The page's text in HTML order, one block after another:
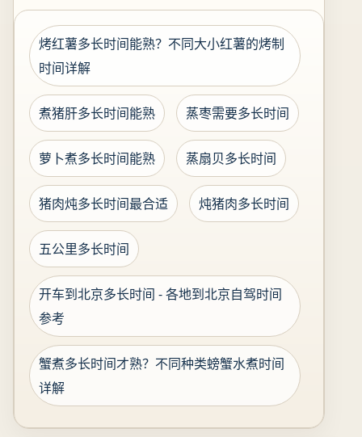
烤红薯多长时间能熟？不同大小红薯的烤制
时间详解
煮猪肝多长时间能熟 蒸枣需要多长时间
萝卜煮多长时间能熟 蒸扇贝多长时间
猪肉炖多长时间最合适 炖猪肉多长时间
五公里多长时间
开车到北京多长时间 - 各地到北京自驾时间
参考
蟹煮多长时间才熟？不同种类螃蟹水煮时间
详解